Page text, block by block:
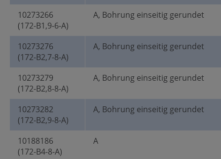
10273266
(172-B1,9-6-A)
A, Bohrung einseitig gerundet
10273276
(172-B2,7-8-A)
A, Bohrung einseitig gerundet
10273279
(172-B2,8-8-A)
A, Bohrung einseitig gerundet
10273282
(172-B2,9-8-A)
A, Bohrung einseitig gerundet
10188186
(172-B4-8-A)
A